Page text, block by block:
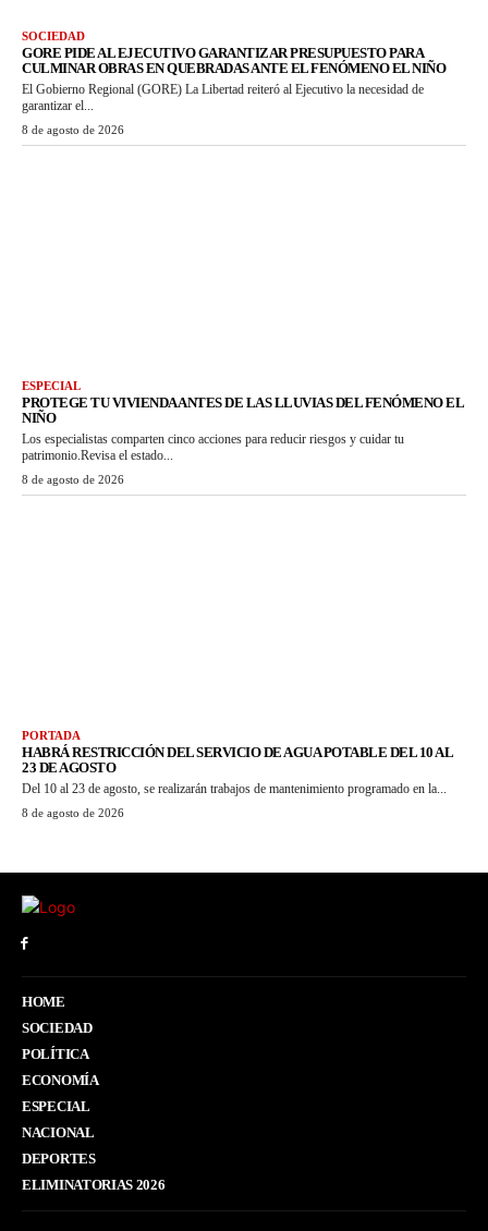
SOCIEDAD
GORE PIDE AL EJECUTIVO GARANTIZAR PRESUPUESTO PARA
CULMINAR OBRAS EN QUEBRADAS ANTE EL FENÓMENO EL NIÑO
El Gobierno Regional (GORE) La Libertad reiteró al Ejecutivo la necesidad de
garantizar el...
8 de agosto de 2026
ESPECIAL
PROTEGE TU VIVIENDA ANTES DE LAS LLUVIAS DEL FENÓMENO EL
NIÑO
Los especialistas comparten cinco acciones para reducir riesgos y cuidar tu
patrimonio.Revisa el estado...
8 de agosto de 2026
PORTADA
HABRÁ RESTRICCIÓN DEL SERVICIO DE AGUA POTABLE DEL 10 AL
23 DE AGOSTO
Del 10 al 23 de agosto, se realizarán trabajos de mantenimiento programado en la...
8 de agosto de 2026
HOME
SOCIEDAD
POLÍTICA
ECONOMÍA
ESPECIAL
NACIONAL
DEPORTES
ELIMINATORIAS 2026